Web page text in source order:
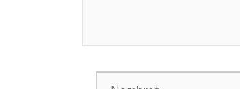
Nombre*